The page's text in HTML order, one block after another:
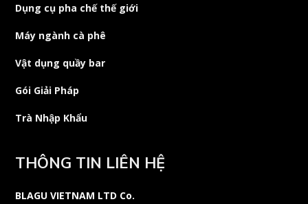
Dụng cụ pha chế thế giới
Máy ngành cà phê
Vật dụng quầy bar
Gói Giải Pháp
Trà Nhập Khẩu
THÔNG TIN LIÊN HỆ
BLAGU VIETNAM LTD Co.